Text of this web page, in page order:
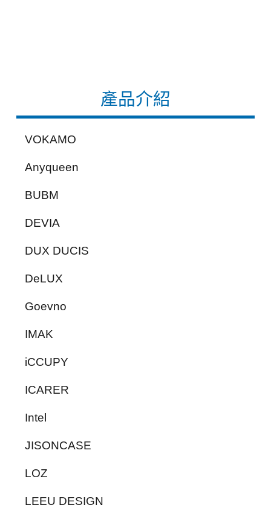
產品介紹
VOKAMO
Anyqueen
BUBM
DEVIA
DUX DUCIS
DeLUX
Goevno
IMAK
iCCUPY
ICARER
Intel
JISONCASE
LOZ
LEEU DESIGN